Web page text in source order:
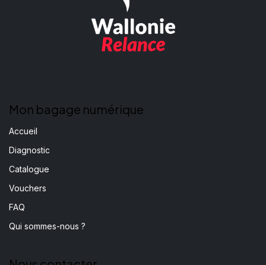
Mon bagage numérique
Accueil
Diagnostic
Catalogue
Vouchers
FAQ
Qui sommes-nous ?